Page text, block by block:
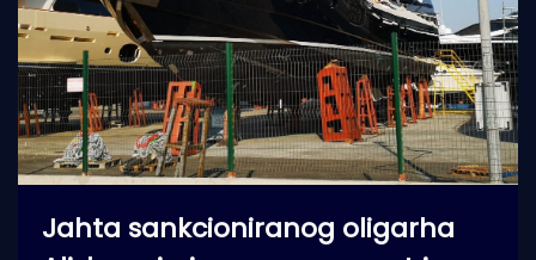
Jahta sankcioniranog oligarha